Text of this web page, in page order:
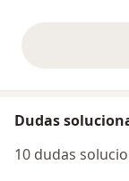
Dudas
10 dudas